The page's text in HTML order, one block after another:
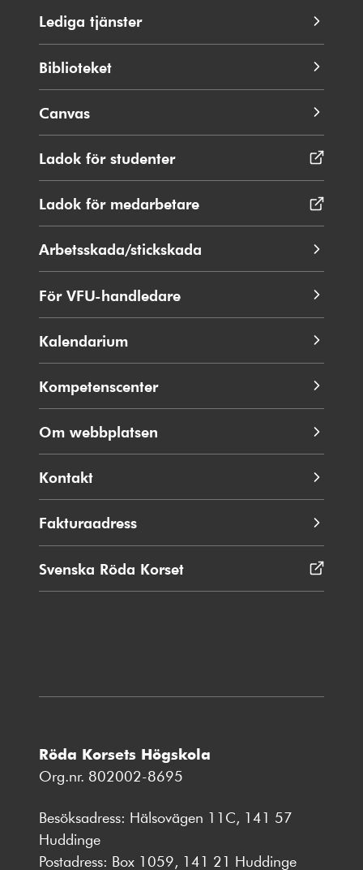
Lediga tjänster
Biblioteket
Canvas
Ladok för studenterÖppnas
i
fönster
Ladok för medarbetare
i
fönster
Arbetsskada/stickskada
För VFU-handledare
Kalendarium
Kompetenscenter
Om webbplatsen
Kontakt
Fakturaadress
Svenska Röda Korset
i
Röda Korsets Högskola
Org.nr. 802002-8695
Besöksadress: Hälsovägen 11C, 141 57
Huddinge
Postadress: Box 1059, 141 21 Huddinge